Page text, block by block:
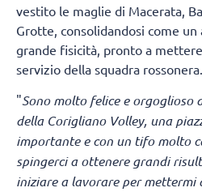
vestito le maglie di Macerata,
Grotte, consolidandosi come
grande fisicità, pronto a
servizio della squadra rossonera.
"Sono molto felice e orgoglioso
della Corigliano Volley, una
importante e con un tifo molto
spingerci a ottenere grandi
iniziare a lavorare per mettermi